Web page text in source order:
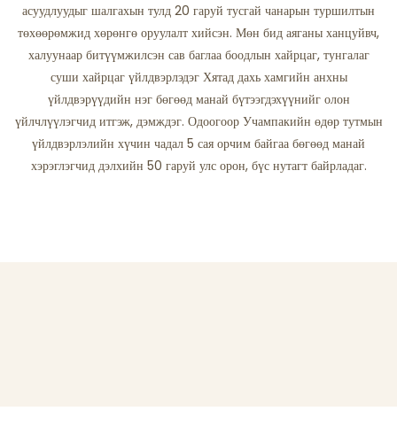
асуудлуудыг шалгахын тулд 20 гаруй тусгай чанарын туршилтын
төхөөрөмжид хөрөнгө оруулалт хийсэн. Мөн бид аяганы ханцуйвч,
халуунаар битүүмжилсэн сав баглаа боодлын хайрцаг, тунгалаг
суши хайрцаг үйлдвэрлэдэг Хятад дахь хамгийн анхны
үйлдвэрүүдийн нэг бөгөөд манай бүтээгдэхүүнийг олон
үйлчлүүлэгчид итгэж, дэмждэг. Одоогоор Учампакийн өдөр тутмын
үйлдвэрлэлийн хүчин чадал 5 сая орчим байгаа бөгөөд манай
хэрэглэгчид дэлхийн 50 гаруй улс орон, бүс нутагт байрладаг.